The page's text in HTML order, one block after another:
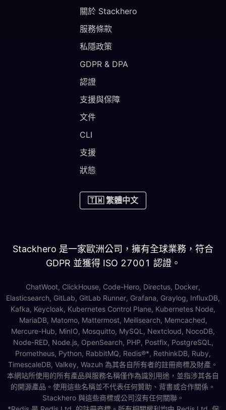
關於 Stackhero
服務條款
私隱政策
GDPR & DPA
認證
支援與保障
文件
CLI
支援
狀態
🇹🇼 繁體中文
Stackhero 是一家歐洲公司，擁有全球業務，符合
GDPR 並獲得 ISO 27001 認證。
ChatWoot, ClickHouse, Code-Hero, Directus, Docker,
Elasticsearch, GitLab, GitLab Runner, Grafana, Graylog, InfluxDB,
Kafka, Keycloak, Kubernetes Control Plane, Kubernetes Node,
MariaDB, Matomo, Mattermost, Meilisearch, Memcached,
Mercure-Hub, MinIO, Mosquitto, MySQL, Nextcloud, NocoDB,
Node-RED, Node.js, OpenSearch, PHP, Postfix, PostgreSQL,
Prometheus, Python, RabbitMQ, Redis®*, RethinkDB, Ruby,
TimescaleDB, Valkey, Wazuh 為其各自所有者的註冊商標及財產。
本網站所使用的所有產品與服務名稱僅作為識別用途，並指涉其各自
的開源產品。使用這些名稱並不代表任何贊助、背書或合作關係。
Stackhero 與這些商標或公司沒有任何關聯。